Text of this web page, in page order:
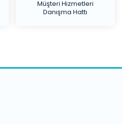
Müşteri Hizmetleri
Danışma Hattı